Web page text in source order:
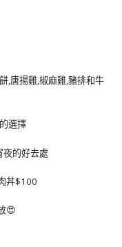
,唐揚雞,椒麻雞,豬排和牛
選擇
丼$100
😍